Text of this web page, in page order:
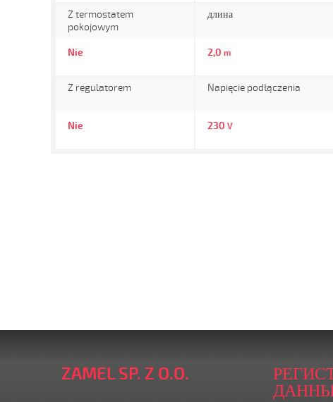
Z termostatem
pokojowym
Nie
длина
2,0 m
Z regulatorem
Nie
Napięcie podłączenia
230 V
ZAMEL SP. Z O.O.